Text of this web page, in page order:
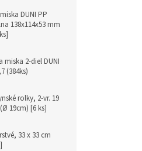
DUNI PP
138x114x53 mm
miska 2-diel DUNI
(384ks)
rolky, 2-vr. 19
19cm) [6 ks]
33 x 33 cm